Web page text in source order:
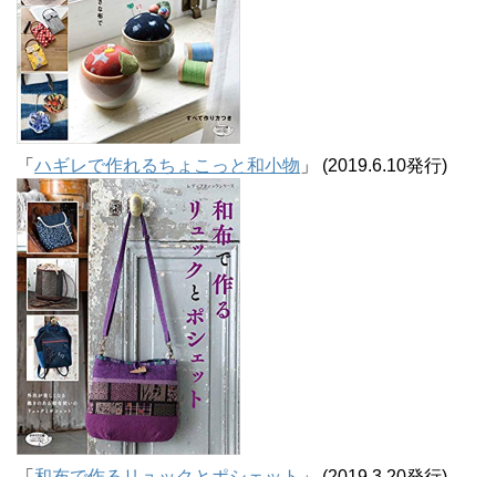
「 ハギレで作れるちょこっと和小物 」 (2019.6.10発行)